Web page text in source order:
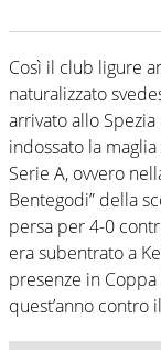
Così il club ligure
naturalizzato
arrivato allo Spezia
indossato la
Serie A, ovvero
Bentegodi” della
persa per 4-0
era subentrato a
presenze in Coppa
quest’anno contro